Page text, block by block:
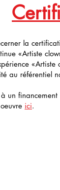
la
«Artiste
«Artiste
au référentiel
un
ici.